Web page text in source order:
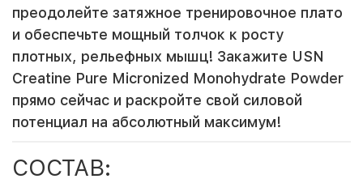
преодолейте затяжное тренировочное плато
и обеспечьте мощный толчок к росту
плотных, рельефных мышц! Закажите USN
Creatine Pure Micronized Monohydrate Powder
прямо сейчас и раскройте свой силовой
потенциал на абсолютный максимум!
СОСТАВ: